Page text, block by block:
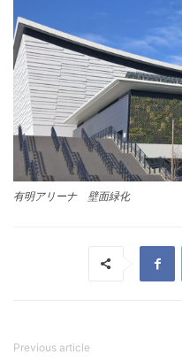
有明アリーナ 壁面緑化
Previous article